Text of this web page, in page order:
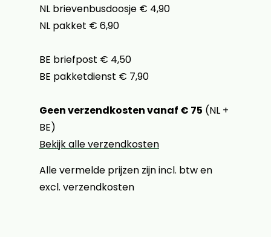
NL brievenbusdoosje € 4,90
NL pakket € 6,90
BE briefpost € 4,50
BE pakketdienst € 7,90
Geen verzendkosten vanaf € 75 (NL +
BE)
Bekijk alle verzendkosten
Alle vermelde prijzen zijn incl. btw en
excl. verzendkosten